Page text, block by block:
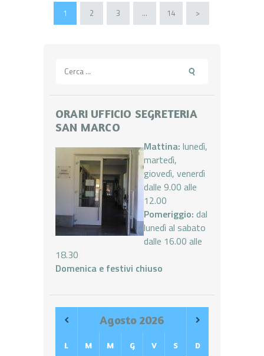
Paginazione
degli
PAGE
1 PAGE
2 PAGE
3 … PAGE
14 >
per:
ORARI UFFICIO SEGRETERIA
SAN MARCO
Mattina: lunedì,
martedì,
giovedì, venerdì
dalle 9.00 alle
12.00
Pomeriggio: dal
lunedì al sabato
dalle 16.00 alle
18.30
Domenica e festivi chiuso
Agosto 2026
L M M G V S D